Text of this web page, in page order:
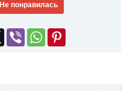
Не понравилась